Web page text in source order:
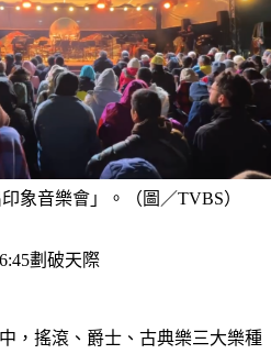
象音樂會」。（圖／TVBS）
劃破天際
，搖滾、爵士、古典樂三大樂種